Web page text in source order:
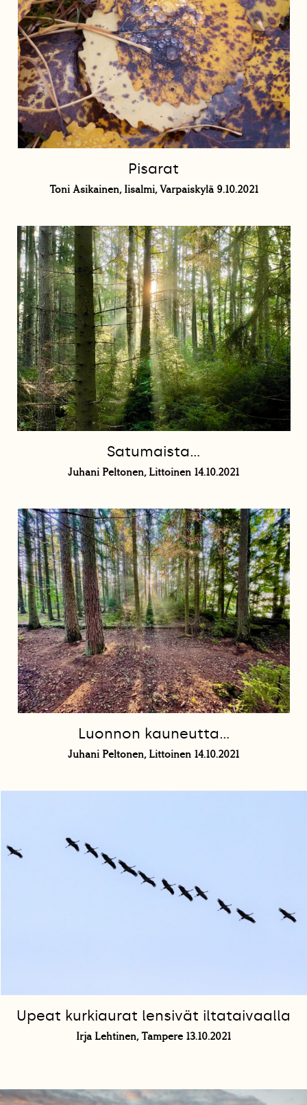
Pisarat
Toni Asikainen, Iisalmi, Varpaiskylä 9.10.2021
Satumaista…
Juhani Peltonen, Littoinen 14.10.2021
Luonnon kauneutta…
Juhani Peltonen, Littoinen 14.10.2021
Upeat kurkiaurat lensivät iltataivaalla
Irja Lehtinen, Tampere 13.10.2021